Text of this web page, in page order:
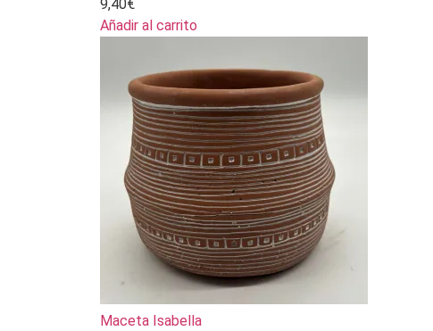
9,40€
Añadir al carrito
Maceta Isabella